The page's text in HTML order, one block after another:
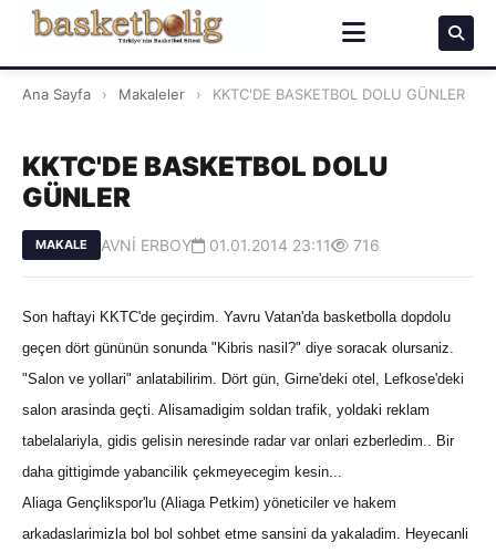
Ana Sayfa › Makaleler › KKTC'DE BASKETBOL DOLU GÜNLER
KKTC'DE BASKETBOL DOLU
GÜNLER
MAKALE AVNİ ERBOY 01.01.2014 23:11 716
Son haftayi KKTC'de geçirdim. Yavru Vatan'da basketbolla dopdolu
geçen dört gününün sonunda "Kibris nasil?" diye soracak olursaniz.
"Salon ve yollari" anlatabilirim. Dört gün, Girne'deki otel, Lefkose'deki
salon arasinda geçti. Alisamadigim soldan trafik, yoldaki reklam
tabelalariyla, gidis gelisin neresinde radar var onlari ezberledim.. Bir
daha gittigimde yabancilik çekmeyecegim kesin...
Aliaga Gençlikspor'lu (Aliaga Petkim) yöneticiler ve hakem
arkadaslarimizla bol bol sohbet etme sansini da yakaladim. Heyecanli